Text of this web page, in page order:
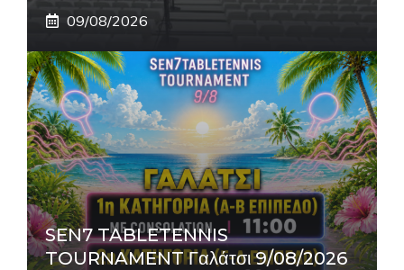
09/08/2026
SEN7 TABLETENNIS
TOURNAMENT Γαλάτσι 9/08/2026